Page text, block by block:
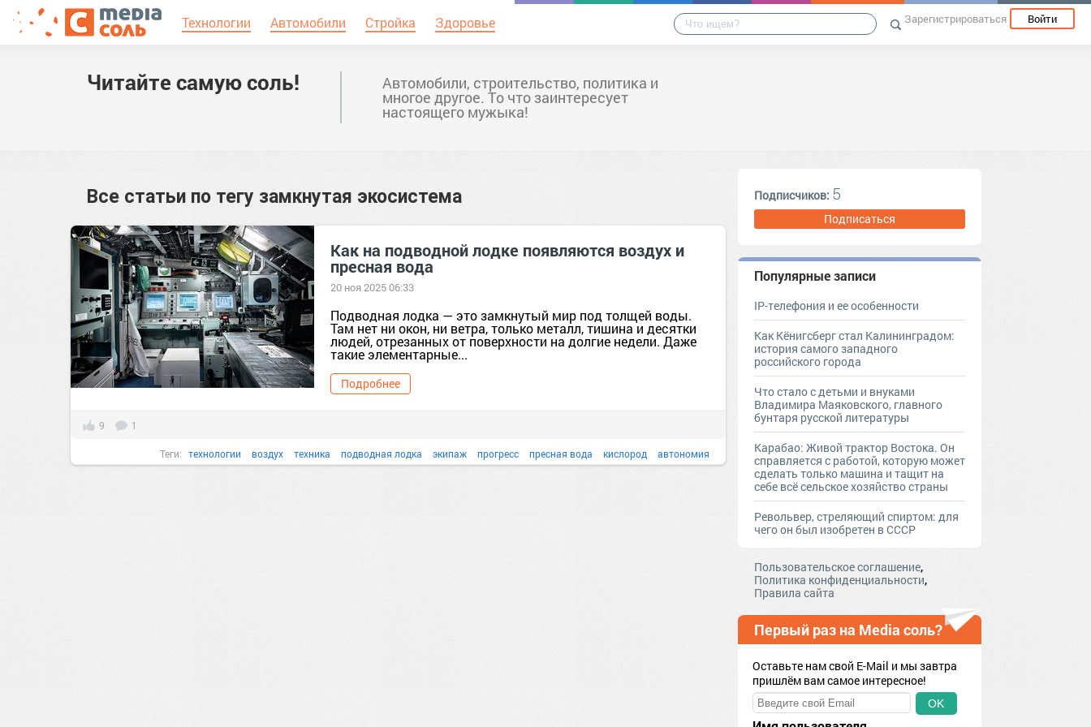
Технологии Автомобили Стройка Здоровье Зарегистрироваться Войти
Читайте самую соль! Автомобили, строительство, политика и
многое другое. То что заинтересует
настоящего мужыка!
Все статьи по тегу замкнутая экосистема
Как на подводной лодке появляются воздух и
пресная вода
20 ноя 2025 06:33
Подводная лодка — это замкнутый мир под толщей воды.
Там нет ни окон, ни ветра, только металл, тишина и десятки
людей, отрезанных от поверхности на долгие недели. Даже
такие элементарные...
Подробнее
9 1
Теги: технологии воздух техника подводная лодка экипаж прогресс пресная вода кислород автономия
Подписчиков: 5
Подписаться
Популярные записи
IP-телефония и ее особенности
Как Кёнигсберг стал Калининградом:
история самого западного
российского города
Что стало с детьми и внуками
Владимира Маяковского, главного
бунтаря русской литературы
Карабао: Живой трактор Востока. Он
справляется с работой, которую может
сделать только машина и тащит на
себе всё сельское хозяйство страны
Револьвер, стреляющий спиртом: для
чего он был изобретен в СССР
Пользовательское соглашение,
Политика конфиденциальности,
Правила сайта
Первый раз на Media соль?
Оставьте нам свой E-Mail и мы завтра
пришлём вам самое интересное!
OK